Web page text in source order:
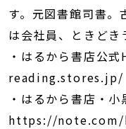
す。元図書館司書。
は会社員、ときどき
・はるから書店
reading.stores.jp/
・はるから書店・
https://note.com/